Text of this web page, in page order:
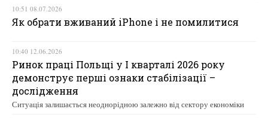
10:51 08.07.2026
Як обрати вживаний iPhone і не помилитися
10:40 12.06.2026
Ринок праці Польщі у І кварталі 2026 року
демонструє перші ознаки стабілізації –
дослідження
Ситуація залишається неоднорідною залежно від сектору економіки